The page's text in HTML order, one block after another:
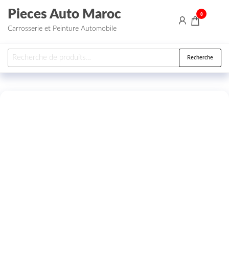
Aller au contenu
Pieces Auto Maroc
Carrosserie et Peinture Automobile
0
Recherche pour : Recherche